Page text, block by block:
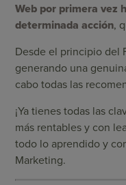
Web por primera vez
determinada acción,
Desde el principio del
generando una
cabo todas las
¡Ya tienes todas las
más rentables y con
todo lo aprendido y
Marketing.